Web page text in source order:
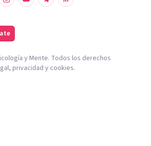
y Mente. Todos los derechos
, privacidad y cookies.